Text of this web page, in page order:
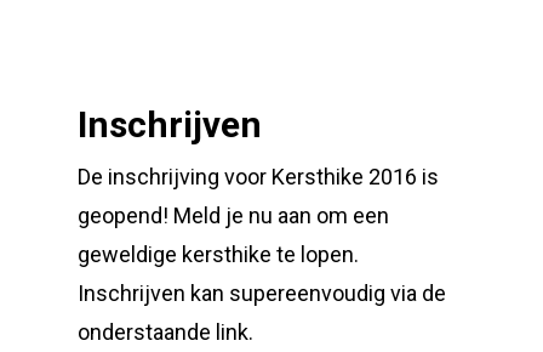
Inschrijven
De inschrijving voor Kersthike 2016 is
geopend! Meld je nu aan om een
geweldige kersthike te lopen.
Inschrijven kan supereenvoudig via de
onderstaande link.